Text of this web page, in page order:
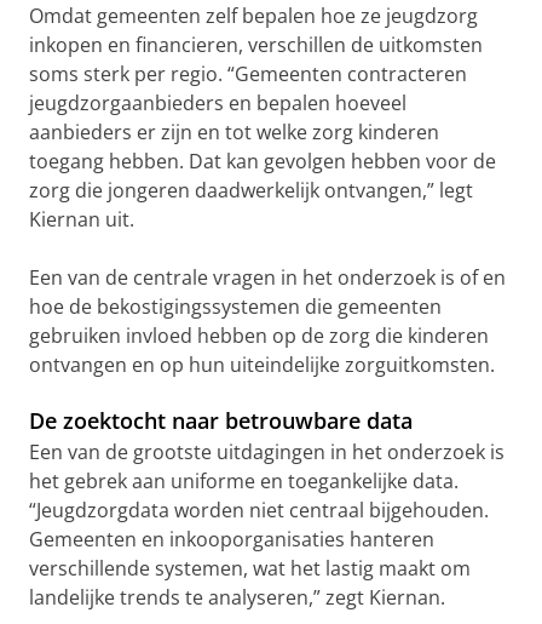
Omdat gemeenten zelf bepalen hoe ze jeugdzorg
inkopen en financieren, verschillen de uitkomsten
soms sterk per regio. “Gemeenten contracteren
jeugdzorgaanbieders en bepalen hoeveel
aanbieders er zijn en tot welke zorg kinderen
toegang hebben. Dat kan gevolgen hebben voor de
zorg die jongeren daadwerkelijk ontvangen,” legt
Kiernan uit.
Een van de centrale vragen in het onderzoek is of en
hoe de bekostigingssystemen die gemeenten
gebruiken invloed hebben op de zorg die kinderen
ontvangen en op hun uiteindelijke zorguitkomsten.
De zoektocht naar betrouwbare data
Een van de grootste uitdagingen in het onderzoek is
het gebrek aan uniforme en toegankelijke data.
“Jeugdzorgdata worden niet centraal bijgehouden.
Gemeenten en inkooporganisaties hanteren
verschillende systemen, wat het lastig maakt om
landelijke trends te analyseren,” zegt Kiernan.